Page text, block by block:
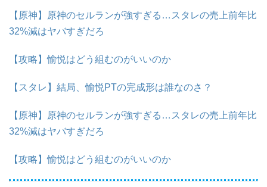
【原神】原神のセルランが強すぎる…スタレの売上前年比
32%減はヤバすぎだろ
【攻略】愉悦はどう組むのがいいのか
【スタレ】結局、愉悦PTの完成形は誰なのさ？
【原神】原神のセルランが強すぎる…スタレの売上前年比
32%減はヤバすぎだろ
【攻略】愉悦はどう組むのがいいのか